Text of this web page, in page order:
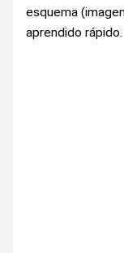
esquema
aprendido rápido.